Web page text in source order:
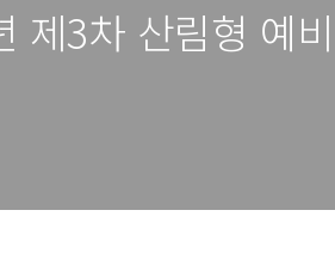
3차 산림형 예